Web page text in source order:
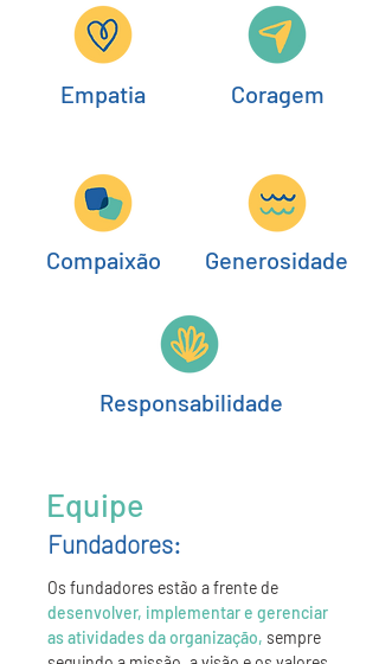
Equipe
Fundadores:
Os fundadores estão a frente de
desenvolver, implementar e gerenciar
as atividades da organização, sempre
Empatia Coragem
Compaixão Generosidade
Responsabilidade